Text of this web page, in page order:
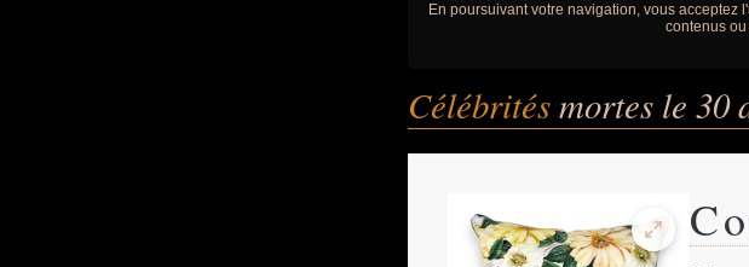
En poursuivant votre navigation, vous
contenus
Célébritésmortes le 30